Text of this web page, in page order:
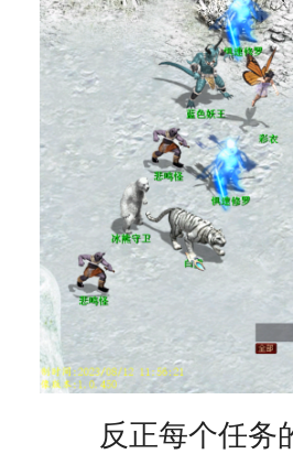
反正每个任务的